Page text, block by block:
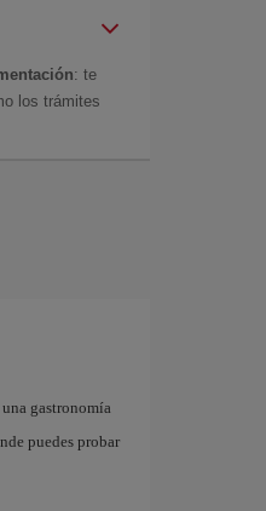
: te
los trámites
gastronomía
puedes probar